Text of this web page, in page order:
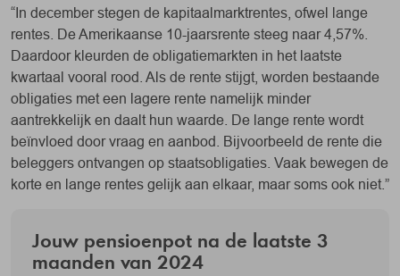
“In december stegen de kapitaalmarktrentes, ofwel lange
rentes. De Amerikaanse 10-jaarsrente steeg naar 4,57%.
Daardoor kleurden de obligatiemarkten in het laatste
kwartaal vooral rood. Als de rente stijgt, worden bestaande
obligaties met een lagere rente namelijk minder
aantrekkelijk en daalt hun waarde. De lange rente wordt
beïnvloed door vraag en aanbod. Bijvoorbeeld de rente die
beleggers ontvangen op staatsobligaties. Vaak bewegen de
korte en lange rentes gelijk aan elkaar, maar soms ook niet.”
Jouw pensioenpot na de laatste 3
maanden van 2024